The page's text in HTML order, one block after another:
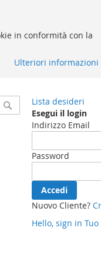
in conformità con la
Ulteriori informazioni
CercaLista desideri
Esegui il login
Indirizzo Email
Password
Accedi
Nuovo Cliente?
Hello, sign in